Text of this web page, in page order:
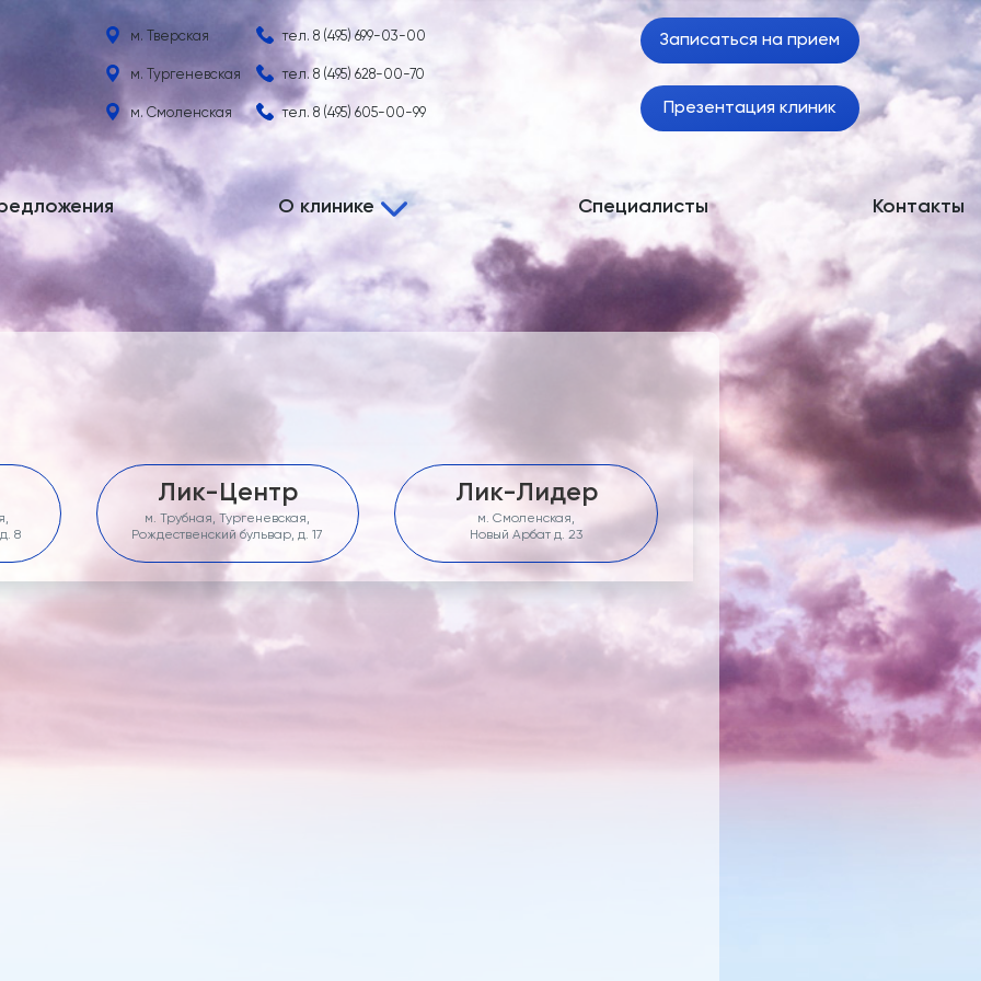
м. Тверская
м. Тургеневская
м. Смоленская
тел. 8 (495) 699-03-00
тел. 8 (495) 628-00-70
тел. 8 (495) 605-00-99
Записаться на прием
Презентация клиник
О клинике Специалисты Контакты
8
Лик-Центр
м. Трубная, Тургеневская,
Рождественский бульвар, д. 17
Лик-Лидер
м. Смоленская,
Новый Арбат д. 23